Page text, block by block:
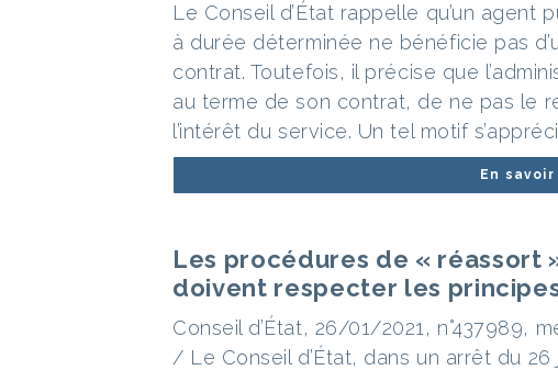
Le Conseil d’État rappelle qu’un
à durée déterminée ne bénéficie pas
contrat. Toutefois, il précise que
au terme de son contrat, de ne pas le
l’intérêt du service. Un tel motif
En
Les procédures de « réassort
doivent respecter les
Conseil d’État, 26/01/2021, n°437989,
/ Le Conseil d’État, dans un arrêt du